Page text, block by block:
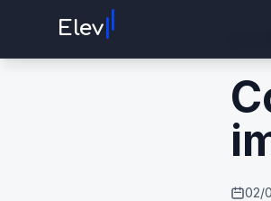
ElevII
02/